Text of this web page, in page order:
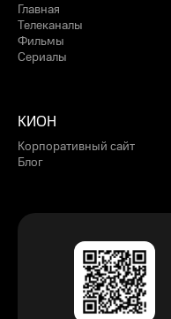
Главная
Телеканалы
Фильмы
Сериалы
КИОН
Корпоративный сайт
Блог